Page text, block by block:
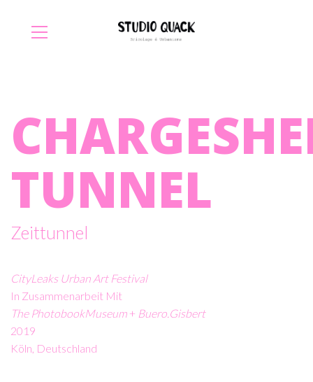
TUNNEL
Zeittunnel
CityLeaks Urban Art Festival
In Zusammenarbeit Mit
The PhotobookMuseum+ Buero.gisbert
2019
Köln, Deutschland